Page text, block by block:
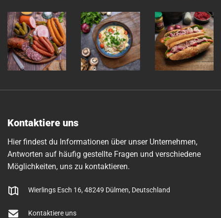
Kontaktiere uns
Hier findest du Informationen über unser Unternehmen,
Antworten auf häufig gestellte Fragen und verschiedene
Möglichkeiten, uns zu kontaktieren.
Wierlings Esch 16, 48249 Dülmen, Deutschland
Kontaktiere uns